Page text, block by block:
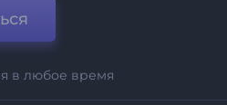
в любое время